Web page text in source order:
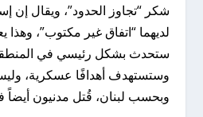
شكر “تجاوز الحدود”، ويقال إن
لديهما “اتفاق غير مكتوب”، وهذا
ستحدث بشكل رئيسي في
وستستهدف أهدافًا عسكرية،
وبحسب لبنان، قُتل مدنيون